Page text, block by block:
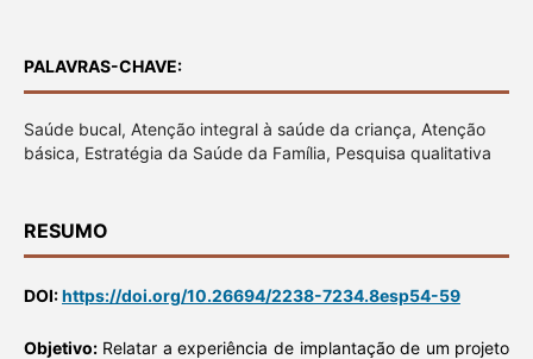
PALAVRAS-CHAVE:
Saúde bucal, Atenção integral à saúde da criança, Atenção
básica, Estratégia da Saúde da Família, Pesquisa qualitativa
RESUMO
DOI:https://doi.org/10.26694/2238-7234.8esp54-59
Objetivo:Relatar a experiência de implantação de um projeto